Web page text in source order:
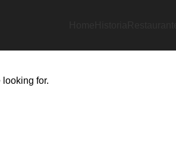
Habitación Matrimonial + 1
looking for.